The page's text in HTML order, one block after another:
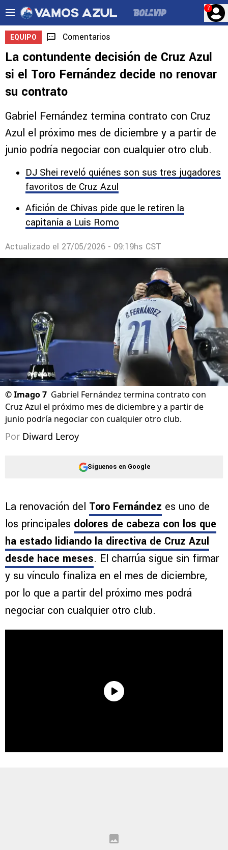
?
EQUIPO Comentarios
La contundente decisión de Cruz Azul
si el Toro Fernández decide no renovar
su contrato
Gabriel Fernández termina contrato con Cruz
Azul el próximo mes de diciembre y a partir de
junio podría negociar con cualquier otro club.
DJ Shei reveló quiénes son sus tres jugadores
favoritos de Cruz Azul
Afición de Chivas pide que le retiren la
capitanía a Luis Romo
Actualizado el 27/05/2026 - 09:19hs CST
©Imago 7 Gabriel Fernández termina contrato con
Cruz Azul el próximo mes de diciembre y a partir de
junio podría negociar con cualquier otro club.
Por Diward Leroy
Síguenos en Google
La renovación del Toro Fernández es uno de
los principales dolores de cabeza con los que
ha estado lidiando la directiva de Cruz Azul
desde hace meses. El charrúa sigue sin firmar
y su vínculo finaliza en el mes de diciembre,
por lo que a partir del próximo mes podrá
negociar con cualquier otro club.